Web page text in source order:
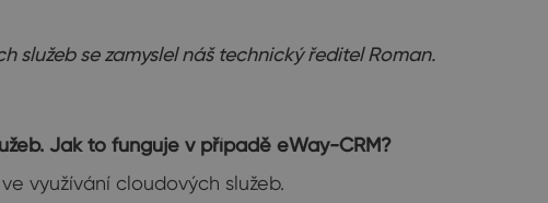
se zamyslel náš technický ředitel Roman.
Jak to funguje v případě eWay-CRM?
využívání cloudových služeb.